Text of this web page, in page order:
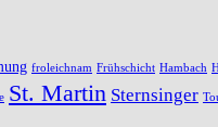
froleichnam Frühschicht Hambach
St. Martin Sternsinger